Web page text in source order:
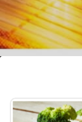
হলুদে থাকা